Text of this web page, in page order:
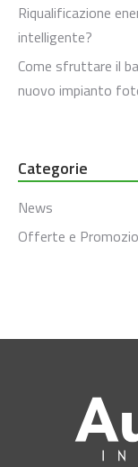
Riqualificazione
intelligente?
Come sfruttare il
nuovo impianto
Categorie
News
Offerte e